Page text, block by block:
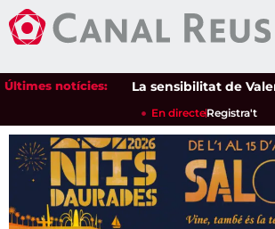
Últimes notícies:La sensibilitat de Valeria
En directeRegistra't